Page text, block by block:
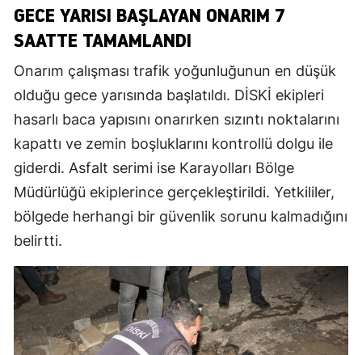
GECE YARISI BAŞLAYAN ONARIM 7
SAATTE TAMAMLANDI
Onarım çalışması trafik yoğunluğunun en düşük
olduğu gece yarısında başlatıldı. DİSKİ ekipleri
hasarlı baca yapısını onarırken sızıntı noktalarını
kapattı ve zemin boşluklarını kontrollü dolgu ile
giderdi. Asfalt serimi ise Karayolları Bölge
Müdürlüğü ekiplerince gerçekleştirildi. Yetkililer,
bölgede herhangi bir güvenlik sorunu kalmadığını
belirtti.